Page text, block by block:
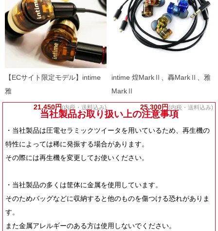
【ECサイト限定モデル】intime
雅
21,450円(内税・送料込み)
intime 煌MarkⅡ、轟MarkⅡ、雅
MarkⅡ
25,300円(内税・送料込み)
当社製品お取り扱い上の注意事項
・当社製品は圧電セラミックツイータを用いているため、再生機の
特性によっては稀に発振する場合があります。
その際には再生機を変更してお使いください。
・当社製品の多くは筐体に金属を使用しています。
そのためバッグなどに収納すると他のものを傷つける恐れがありま
す。
また金属アレルギーのある方は使用しないでください。